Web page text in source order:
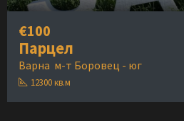
€100
Парцел
Варна м-т Боровец - юг
12300 кв.м